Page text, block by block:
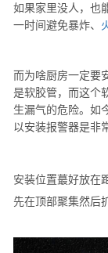
如果家里没人，也
一时间避免暴炸、
而为啥厨房一定要
是软胶管，而这个
生漏气的危险。如
以安装报警器是非
安装位置蕞好放在
先在顶部聚集然后